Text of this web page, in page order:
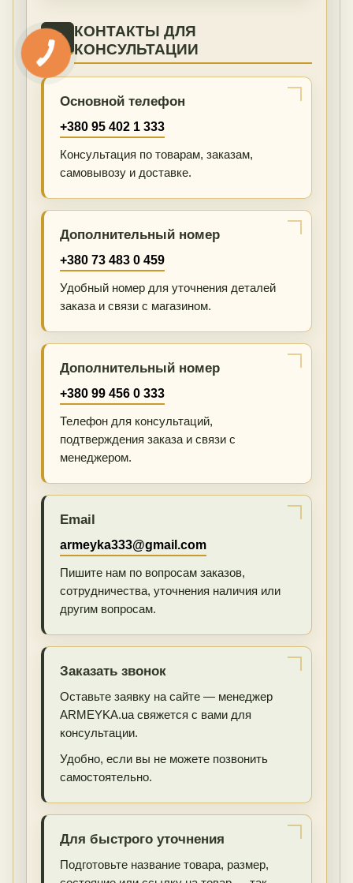
01
КОНТАКТЫ ДЛЯ
КОНСУЛЬТАЦИИ
Основной телефон
+380 95 402 1 333
Консультация по товарам, заказам,
самовывозу и доставке.
Дополнительный номер
+380 73 483 0 459
Удобный номер для уточнения деталей
заказа и связи с магазином.
Дополнительный номер
+380 99 456 0 333
Телефон для консультаций,
подтверждения заказа и связи с
менеджером.
Email
armeyka333@gmail.com
Пишите нам по вопросам заказов,
сотрудничества, уточнения наличия или
другим вопросам.
Заказать звонок
Оставьте заявку на сайте — менеджер
ARMEYKA.ua свяжется с вами для
консультации.
Удобно, если вы не можете позвонить
самостоятельно.
Для быстрого уточнения
Подготовьте название товара, размер,